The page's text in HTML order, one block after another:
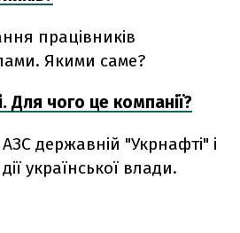
працівників
Якими саме?
Для чого це компанії?
державній "Укрнафті" і
української влади.